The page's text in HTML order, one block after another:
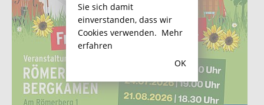
Sie sich damit
einverstanden, dass wir
Cookies verwenden. Mehr
erfahren
OK